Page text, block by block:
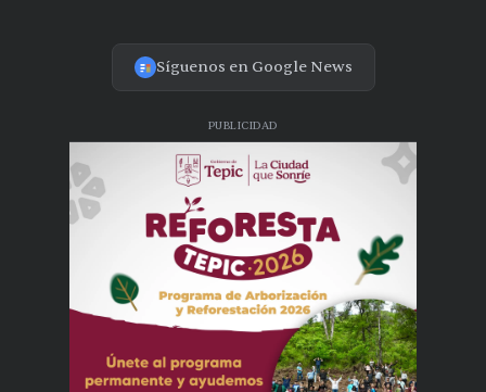
Síguenos en Google News
PUBLICIDAD